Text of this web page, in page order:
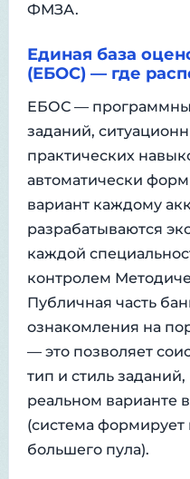
ФМЗА.
Единая база
(ЕБОС) — где
ЕБОС —
заданий,
практических
автоматически
вариант каждому
разрабатываются
каждой
контролем
Публичная часть
ознакомления на
— это позволяет
тип и стиль заданий,
реальном варианте
(система формирует
большего пула).